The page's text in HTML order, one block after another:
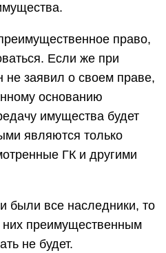
право,
Если же при
не заявил о своем праве,
основанию
имущества будет
являются только
ГК и другими
были все наследники, то
них преимущественным
не будет.